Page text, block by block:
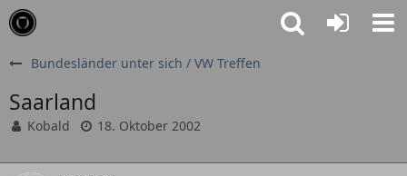
Bundesländer unter sich / VW Treffen
Saarland
Kobald 18. Oktober 2002